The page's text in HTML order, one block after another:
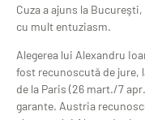
Cuza a ajuns la
cu mult entuziasm.
Alegerea lui Alexandru
fost recunoscută de jure,
de la Paris (26 mart./7
garante. Austria